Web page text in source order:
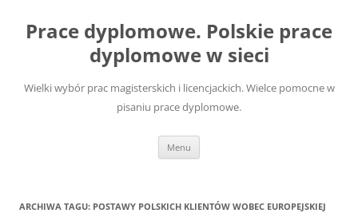
treści
Prace dyplomowe. Polskie prace
dyplomowe w sieci
Wielki wybór prac magisterskich i licencjackich. Wielce pomocne w
pisaniu prace dyplomowe.
Menu
ARCHIWA TAGU: POSTAWY POLSKICH KLIENTÓW WOBEC EUROPEJSKIEJ